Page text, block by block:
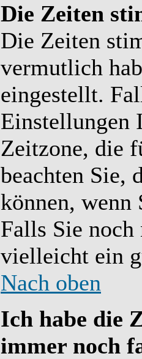
Die Zeiten
Die Zeiten
vermutlich
eingestellt.
Einstellungen
Zeitzone, die
beachten Sie,
können,
Falls Sie
vielleicht ein
Nach oben
Ich habe die
immer noch